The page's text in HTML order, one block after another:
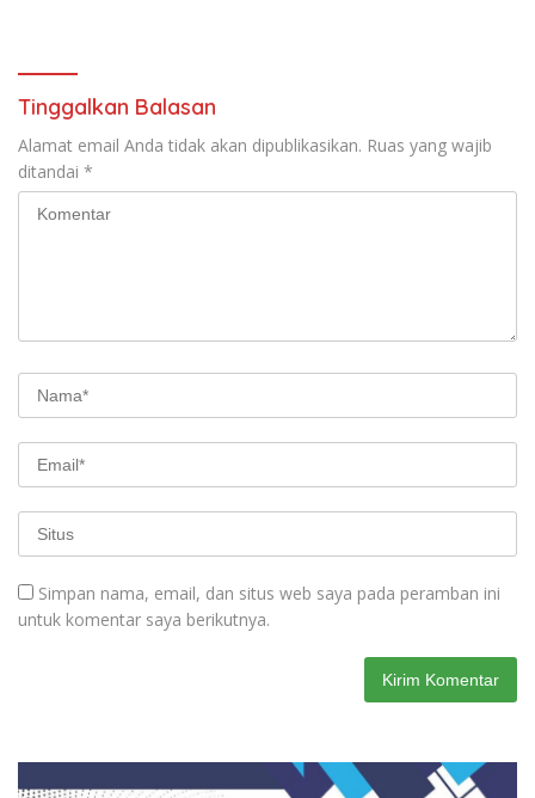
Agustus Tahun 2026
Tinggalkan Balasan
Alamat email Anda tidak akan dipublikasikan. Ruas yang wajib
ditandai *
Simpan nama, email, dan situs web saya pada peramban ini
untuk komentar saya berikutnya.